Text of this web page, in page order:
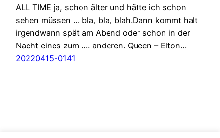
ALL TIME ja, schon älter und hätte ich schon
sehen müssen … bla, bla, blah.Dann kommt halt
irgendwann spät am Abend oder schon in der
Nacht eines zum …. anderen. Queen – Elton…
20220415-0141